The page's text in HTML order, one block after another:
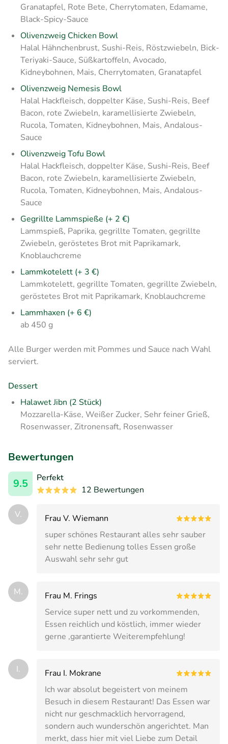
Granatapfel, Rote Bete, Cherrytomaten, Edamame,
Black-Spicy-Sauce
Olivenzweig Chicken Bowl
Halal Hähnchenbrust, Sushi-Reis, Röstzwiebeln, Bick-
Teriyaki-Sauce, Süßkartoffeln, Avocado,
Kidneybohnen, Mais, Cherrytomaten, Granatapfel
Olivenzweig Nemesis Bowl
Halal Hackfleisch, doppelter Käse, Sushi-Reis, Beef
Bacon, rote Zwiebeln, karamellisierte Zwiebeln,
Rucola, Tomaten, Kidneybohnen, Mais, Andalous-
Sauce
Olivenzweig Tofu Bowl
Halal Hackfleisch, doppelter Käse, Sushi-Reis, Beef
Bacon, rote Zwiebeln, karamellisierte Zwiebeln,
Rucola, Tomaten, Kidneybohnen, Mais, Andalous-
Sauce
Gegrillte Lammspieße (+ 2 €)
Lammspieß, Paprika, gegrillte Tomaten, gegrillte
Zwiebeln, geröstetes Brot mit Paprikamark,
Knoblauchcreme
Lammkotelett (+ 3 €)
Lammkotelett, gegrillte Tomaten, gegrillte Zwiebeln,
geröstetes Brot mit Paprikamark, Knoblauchcreme
Lammhaxen (+ 6 €)
ab 450 g
Alle Burger werden mit Pommes und Sauce nach Wahl
serviert.
Dessert
Halawet Jibn (2 Stück)
Mozzarella-Käse, Weißer Zucker, Sehr feiner Grieß,
Rosenwasser, Zitronensaft, Rosenwasser
Bewertungen
9.5
Perfekt
12 Bewertungen
V.
Frau V. Wiemann
super schönes Restaurant alles sehr sauber
sehr nette Bedienung tolles Essen große
Auswahl sehr sehr gut
M.
Frau M. Frings
Service super nett und zu vorkommenden,
Essen reichlich und köstlich, immer wieder
gerne ,garantierte Weiterempfehlung!
I.
Frau I. Mokrane
Ich war absolut begeistert von meinem
Besuch in diesem Restaurant! Das Essen war
nicht nur geschmacklich hervorragend,
sondern auch wunderschön angerichtet. Man
merkt, dass hier mit viel Liebe zum Detail